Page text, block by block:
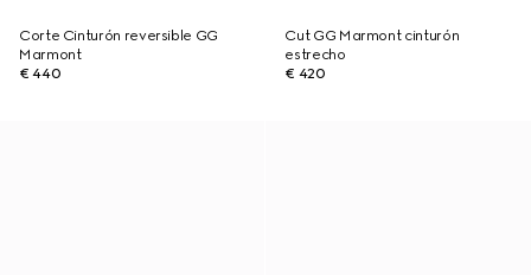
Corte Cinturón reversible GG
Marmont
€ 440
Cut GG Marmont cinturón
estrecho
€ 420